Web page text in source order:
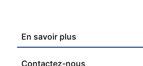
En savoir plus
Contactez-nous